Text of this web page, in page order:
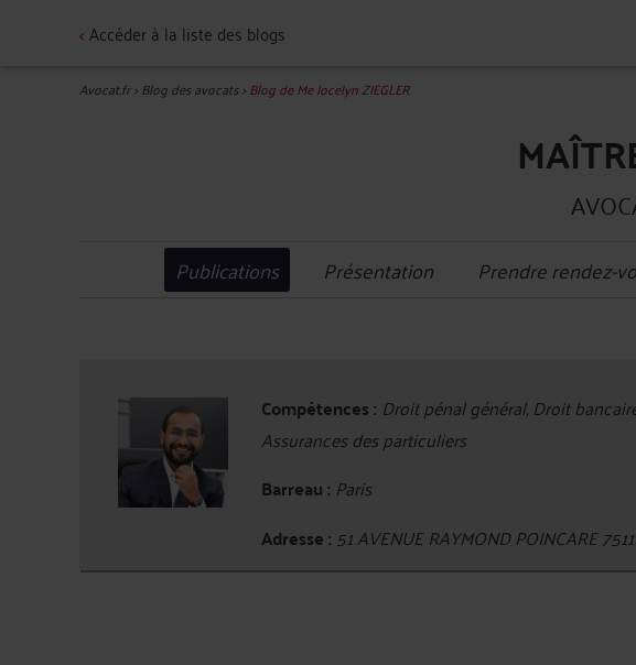
<Accéder à la liste des blogs
Avocat.fr>Blog des avocats>Blog de Me Jocelyn ZIEGLER
Publications Présentation Prendre rendez-
Compétences : Droit pénal général, Droit
Assurances des particuliers
Barreau : Paris
Adresse : 51 AVENUE RAYMOND POINCARE